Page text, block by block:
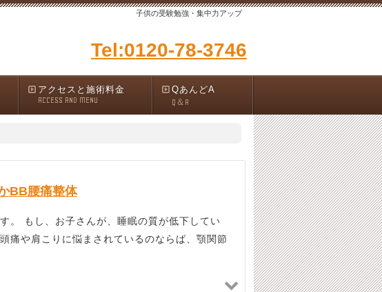
子供の受験勉強・集中力アップ
Tel:0120-78-3746
アクセスと施術料金
ACCESS AND MENU
QあんどA
Q＆A
BB腰痛整体
。 もし、お子さんが、睡眠の質が低下してい
痛や肩こりに悩まされているのならば、顎関節